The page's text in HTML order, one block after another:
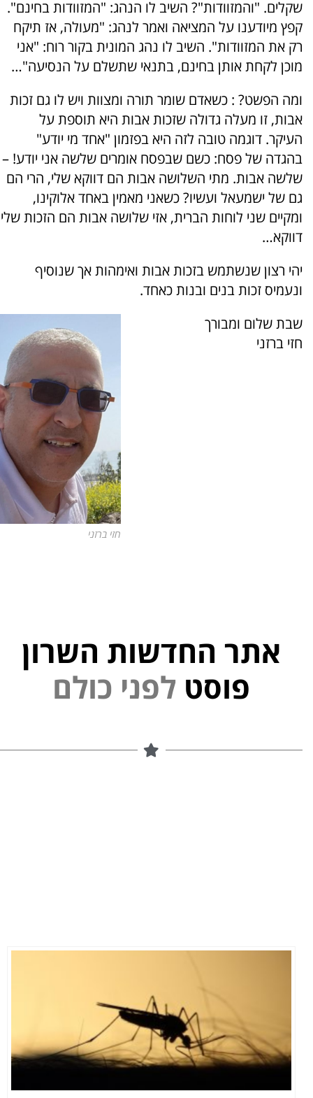
שקלים. "והמזוודות"? השיב לו הנהג: "המזוודות בחינם".
קפץ מיודענו על המציאה ואמר לנהג: "מעולה, אז תיקח
רק את המזוודות". השיב לו נהג המונית בקור רוח: "אני
מוכן לקחת אותן בחינם, בתנאי שתשלם על הנסיעה"…
ומה הפשט? : כשאדם שומר תורה ומצוות ויש לו גם זכות
אבות, זו מעלה גדולה שזכות אבות היא תוספת על
העיקר. דוגמה טובה לזה היא בפזמון "אחד מי יודע"
בהגדה של פסח: כשם שבפסח אומרים שלשה אני יודע! –
שלשה אבות. מתי השלושה אבות הם דווקא שלי, הרי הם
גם של ישמעאל ועשיו? כשאני מאמין באחד אלוקינו,
ומקיים שני לוחות הברית, אזי שלושה אבות הם הזכות שלי
דווקא…
יהי רצון שנשתמש בזכות אבות ואימהות אך שנוסיף
ונעמיס זכות בנים ובנות כאחד.
חזי ברזני
שבת שלום ומבורך
חזי ברזני
אתר החדשות השרון
פוסט